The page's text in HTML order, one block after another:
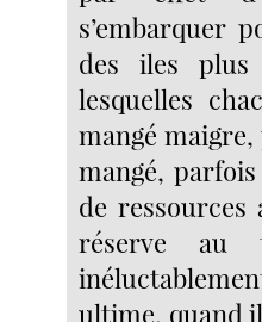
s’embarquer
des iles
lesquelles
mangé
mangé,
de
réserve au
ultime, quand